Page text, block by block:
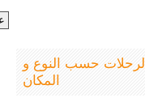
الرحلات حسب النوع و
المكان